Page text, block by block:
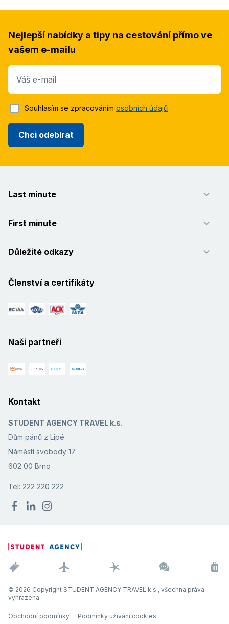
Nejlepší nabídky a tipy na cestování přímo ve
vašem e-mailu
Váš e-mail
Chci odebírat
Souhlasím se zpracováním osobních údajů
Last minute
First minute
Důležité odkazy
Členství a certifikáty
Naši partneři
Kontakt
STUDENT AGENCY TRAVEL k.s.
Dům pánů z Lipé
Náměstí svobody 17
602 00 Brno
Tel: 222 220 222
© 2026 Copyright STUDENT AGENCY TRAVEL k.s., všechna práva
vyhrazena
Obchodní podmínky Podmínky užívání cookies